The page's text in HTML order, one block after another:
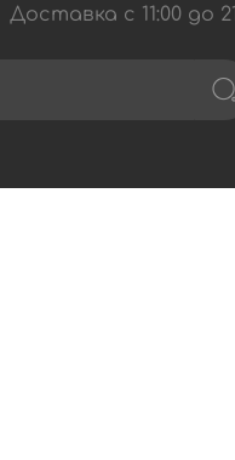
Доставка с 11:00 до